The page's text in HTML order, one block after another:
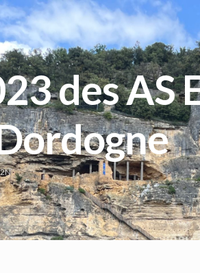
des AS